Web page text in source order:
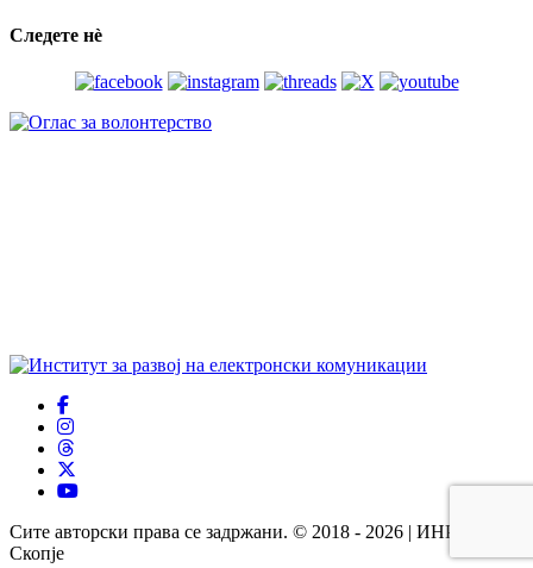
Следете нѐ
Сите авторски права се задржани. © 2018 - 2026 | ИНРЕКОМ
Скопје